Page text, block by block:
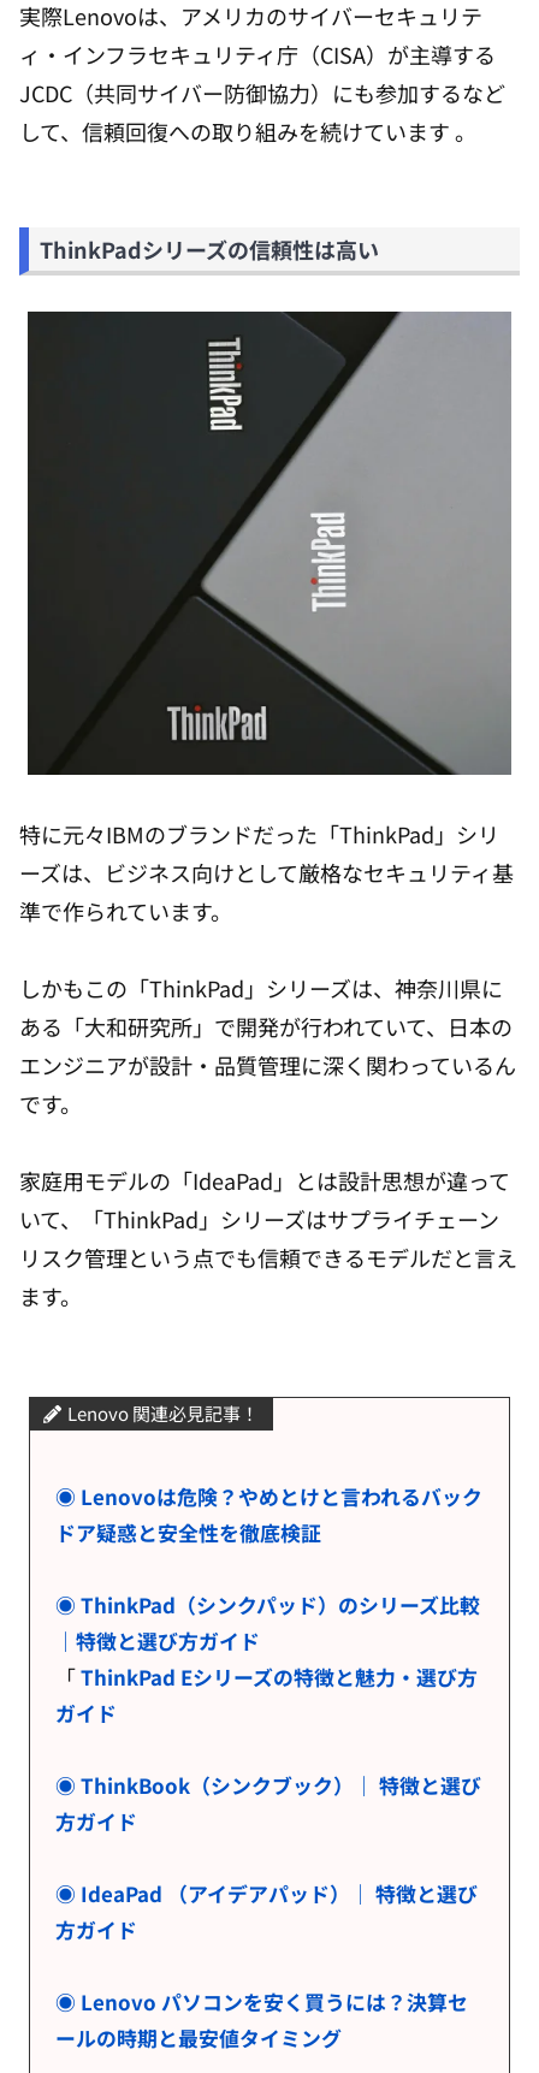
実際Lenovoは、アメリカのサイバーセキュリテ
ィ・インフラセキュリティ庁（CISA）が主導する
JCDC（共同サイバー防御協力）にも参加するなど
して、信頼回復への取り組みを続けています 。
ThinkPadシリーズの信頼性は高い
特に元々IBMのブランドだった「ThinkPad」シリ
ーズは、ビジネス向けとして厳格なセキュリティ基
準で作られています。
しかもこの「ThinkPad」シリーズは、神奈川県に
ある「大和研究所」で開発が行われていて、日本の
エンジニアが設計・品質管理に深く関わっているん
です。
家庭用モデルの「IdeaPad」とは設計思想が違って
いて、「ThinkPad」シリーズはサプライチェーン
リスク管理という点でも信頼できるモデルだと言え
ます。
Lenovo 関連必見記事！
◉ Lenovoは危険？やめとけと言われるバック
ドア疑惑と安全性を徹底検証
◉ ThinkPad（シンクパッド）のシリーズ比較
｜特徴と選び方ガイド
「ThinkPad Eシリーズの特徴と魅力・選び方
ガイド
◉ ThinkBook（シンクブック）｜ 特徴と選び
方ガイド
◉ IdeaPad （アイデアパッド）｜ 特徴と選び
方ガイド
◉ Lenovo パソコンを安く買うには？決算セ
ールの時期と最安値タイミング